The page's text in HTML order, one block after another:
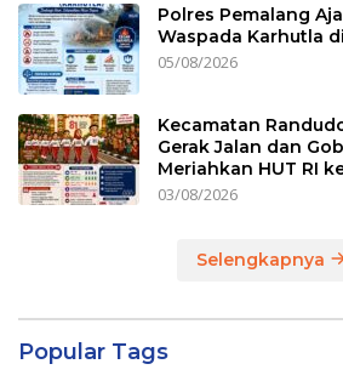
Polres Pemalang
Waspada Karhutla
05/08/2026
Kecamatan
Gerak Jalan dan
Meriahkan HUT RI
03/08/2026
Selengkapnya
Popular Tags